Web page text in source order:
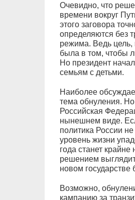
Очевидно, что
времени вокруг
этого заговора
определяются без
режима. Ведь цель,
была в том, чтобы
Но президент
семьям с детьми.
Наиболее
тема обнуления. Но
Российская
нынешнем виде.
политика России
уровень жизни
года станет
решением
новом государстве
Возможно,
кампанию за